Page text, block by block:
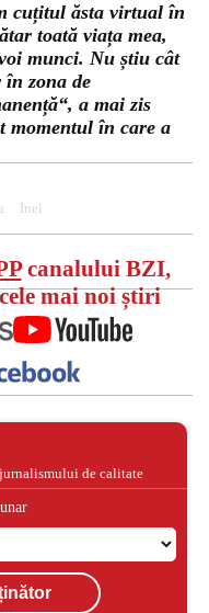
cuțitul ăsta virtual în
toată viața mea,
munci. Nu știu cât
în zona de
a mai zis
momentul în care a
Inel
canalului BZI,
mai noi știri
de calitate